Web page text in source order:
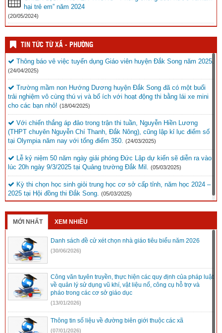
hại trẻ em” năm 2024
(20/05/2024)
TIN TỨC TỪ XÃ - PHƯỜNG
Thông báo vê việc tuyển dụng Giáo viên huyện Đắk Song năm 2025.
(24/04/2025)
Trường mầm non Hướng Dương huyện Đắk Song đã có một buổi
trải nghiệm vô cùng thú vị và bổ ích với hoạt động thi bằng lái xe mini
cho các bạn nhỏ! (18/04/2025)
Với chiến thắng áp đảo trong trận thi tuần, Nguyễn Hiền Lương
(THPT chuyên Nguyễn Chí Thanh, Đắk Nông), cũng lập kỉ lục điểm số
tại Olympia năm nay với tổng điểm 350.
(24/03/2025)
Lễ kỷ niệm 50 năm ngày giải phóng Đức Lập dự kiến sẽ diễn ra vào
lúc 20h ngày 9/3/2025 tại Quảng trường Đắk Mil.
(05/03/2025)
Kỳ thi chọn học sinh giỏi trung học cơ sở cấp tỉnh, năm học 2024 –
2025 tại Hội đồng thi Đắk Song.
(05/03/2025)
MỚI NHẤT XEM NHIỀU
Danh sách đề cử xét chọn nhà giáo tiêu biểu năm 2026
(30/06/2026)
Công văn tuyên truyền, thực hiện các quy định của pháp luật
về quản lý sử dụng vũ khí, vật liệu nổ, công cụ hỗ trợ và
pháo trong các cơ sở giáo dục
(13/01/2026)
Thông tin số liệu về đường biên giới thuộc các xã
(07/01/2026)